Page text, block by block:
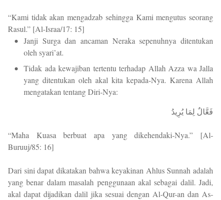
“Kami tidak akan mengadzab sehingga Kami mengutus seorang
Rasul.” [Al-Israa/17: 15]
Janji Surga dan ancaman Neraka sepenuhnya ditentukan
oleh syari’at.
Tidak ada kewajiban tertentu terhadap Allah Azza wa Jalla
yang ditentukan oleh akal kita kepada-Nya. Karena Allah
mengatakan tentang Diri-Nya:
فَعَّالٌ لِمَا يُرِيدُ
“Maha Kuasa berbuat apa yang dikehendaki-Nya.” [Al-
Buruuj/85: 16]
Dari sini dapat dikatakan bahwa keyakinan Ahlus Sunnah adalah
yang benar dalam masalah penggunaan akal sebagai dalil. Jadi,
akal dapat dijadikan dalil jika sesuai dengan Al-Qur-an dan As-